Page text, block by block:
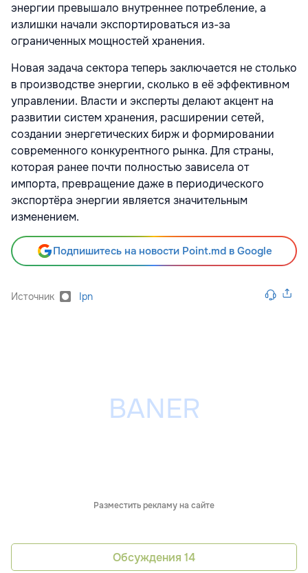
энергии превышало внутреннее потребление, а
излишки начали экспортироваться из-за
ограниченных мощностей хранения.
Новая задача сектора теперь заключается не столько
в производстве энергии, сколько в её эффективном
управлении. Власти и эксперты делают акцент на
развитии систем хранения, расширении сетей,
создании энергетических бирж и формировании
современного конкурентного рынка. Для страны,
которая ранее почти полностью зависела от
импорта, превращение даже в периодического
экспортёра энергии является значительным
изменением.
Подпишитесь на новости Point.md в Google
Источник Ipn
Разместить рекламу на сайте
Обсуждения 14